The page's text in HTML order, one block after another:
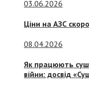
03.06.2026
Ціни на АЗС
08.04.2026
Як працюють
війни: досвід